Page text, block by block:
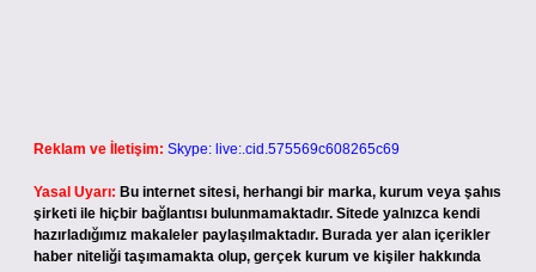
Reklam ve İletişim: Skype: live:.cid.575569c608265c69
Yasal Uyarı: Bu internet sitesi, herhangi bir marka, kurum veya şahıs
şirketi ile hiçbir bağlantısı bulunmamaktadır. Sitede yalnızca kendi
hazırladığımız makaleler paylaşılmaktadır. Burada yer alan içerikler
haber niteliği taşımamakta olup, gerçek kurum ve kişiler hakkında